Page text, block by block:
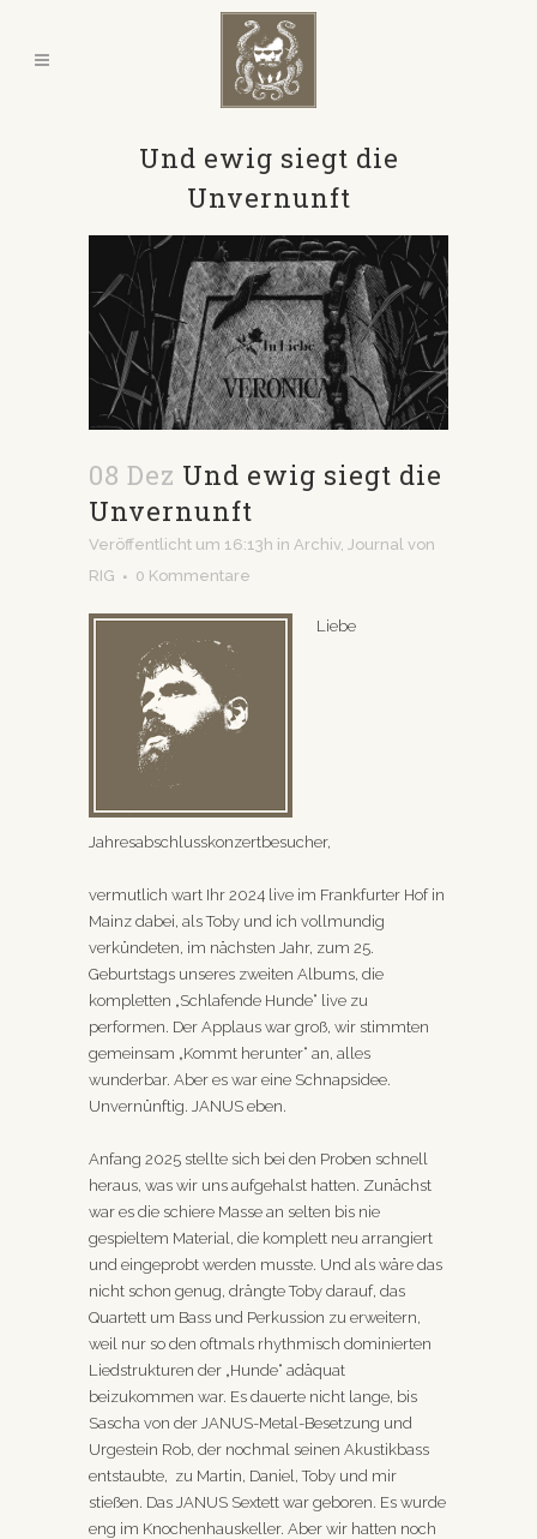
Und ewig siegt die
Unvernunft
08 Dez Und ewig siegt die
Unvernunft
Veröffentlicht um 16:13h in Archiv, Journal von
RIG
0 Kommentare
Liebe
Jahresabschlusskonzertbesucher,
vermutlich wart Ihr 2024 live im Frankfurter Hof in
Mainz dabei, als Toby und ich vollmundig
verkündeten, im nächsten Jahr, zum 25.
Geburtstags unseres zweiten Albums, die
kompletten „Schlafende Hunde“ live zu
performen. Der Applaus war groß, wir stimmten
gemeinsam „Kommt herunter“ an, alles
wunderbar. Aber es war eine Schnapsidee.
Unvernünftig. JANUS eben.
Anfang 2025 stellte sich bei den Proben schnell
heraus, was wir uns aufgehalst hatten. Zunächst
war es die schiere Masse an selten bis nie
gespieltem Material, die komplett neu arrangiert
und eingeprobt werden musste. Und als wäre das
nicht schon genug, drängte Toby darauf, das
Quartett um Bass und Perkussion zu erweitern,
weil nur so den oftmals rhythmisch dominierten
Liedstrukturen der „Hunde“ adäquat
beizukommen war. Es dauerte nicht lange, bis
Sascha von der JANUS-Metal-Besetzung und
Urgestein Rob, der nochmal seinen Akustikbass
entstaubte, zu Martin, Daniel, Toby und mir
stießen. Das JANUS Sextett war geboren. Es wurde
eng im Knochenhauskeller. Aber wir hatten noch